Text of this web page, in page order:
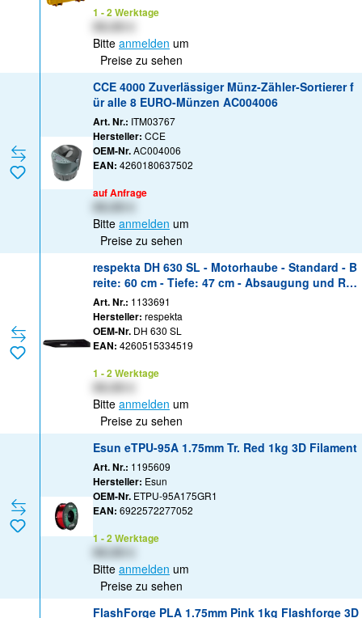
1 - 2 Werktage
Bitte anmelden um
Preise zu sehen
CCE 4000 Zuverlässiger Münz-Zähler-Sortierer f
ür alle 8 EURO-Münzen AC004006
Art. Nr.: ITM03767
Hersteller: CCE
OEM-Nr.AC004006
EAN: 4260180637502
auf Anfrage
Bitte anmelden um
Preise zu sehen
respekta DH 630 SL - Motorhaube - Standard - B
reite: 60 cm - Tiefe: 47 cm - Absaugung und Rüc
kführung (mit zusätzlichem Rückführungsset) -
Schwarz
Art. Nr.: 1133691
Hersteller: respekta
OEM-Nr. DH 630 SL
EAN: 4260515334519
1 - 2 Werktage
Bitte anmelden um
Preise zu sehen
Esun eTPU-95A 1.75mm Tr. Red 1kg 3D Filament
Art. Nr.: 1195609
Hersteller: Esun
OEM-Nr. ETPU-95A175GR1
EAN: 6922572277052
1 - 2 Werktage
Bitte anmelden um
Preise zu sehen
FlashForge PLA 1.75mm Pink 1kg Flashforge 3D